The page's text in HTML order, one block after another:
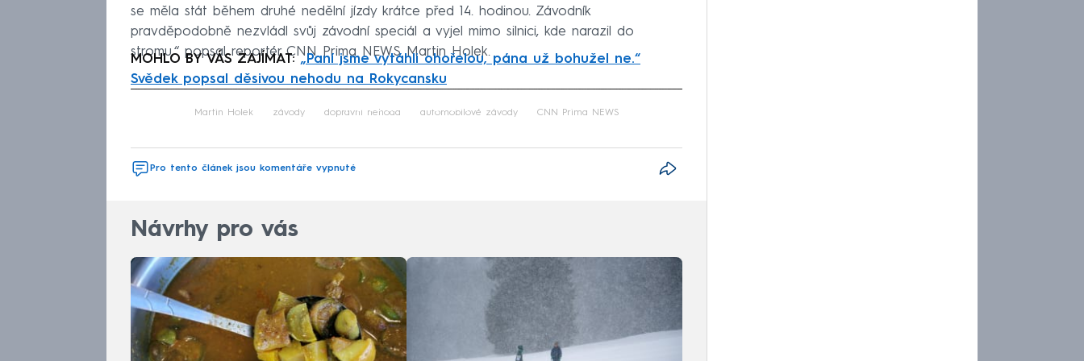
se měla stát během druhé nedělní jízdy krátce před 14. hodinou. Závodník
pravděpodobně nezvládl svůj závodní speciál a vyjel mimo silnici, kde narazil do
stromu,“ popsal reportér CNN Prima NEWS Martin Holek.
MOHLO BY VÁS ZAJÍMAT:„Paní jsme vytáhli ohořelou, pána už bohužel ne.“
Svědek popsal děsivou nehodu na Rokycansku
Failed to fetch
Martin Holek závody dopravní nehoda automobilové závody CNN Prima NEWS
Pro tento článek jsou komentáře vypnuté
Návrhy pro vás